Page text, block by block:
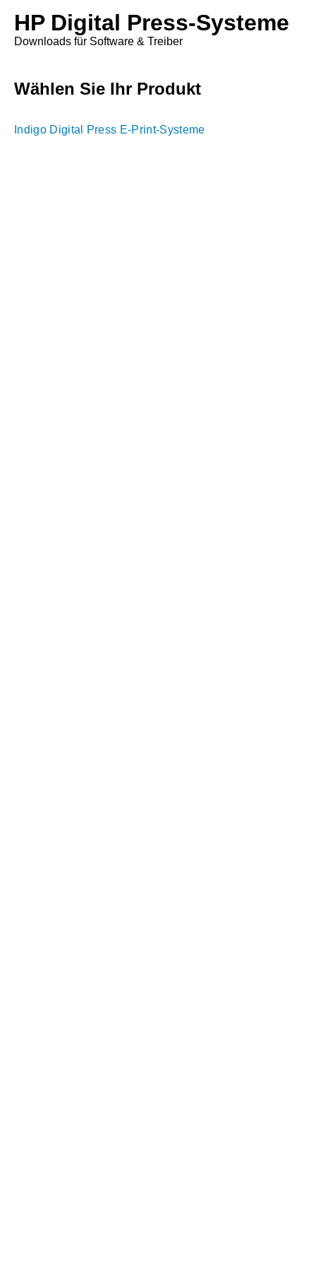
HP Digital Press-Systeme
Downloads für Software & Treiber
Wählen Sie Ihr Produkt
Indigo Digital Press E-Print-Systeme